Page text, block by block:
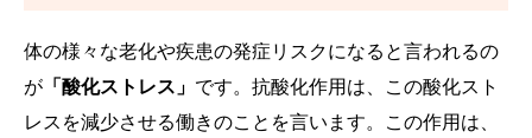
体の様々な老化や疾患の発症リスクになると言われるの
が 「酸化ストレス」 です。抗酸化作用は、この酸化スト
レスを減少させる働きのことを言います。この作用は、